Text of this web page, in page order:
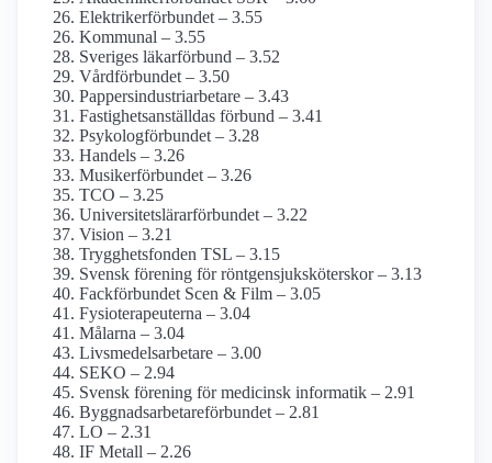
Elektriker­förbundet – 3.55
Kommunal – 3.55
Sveriges läkarförbund – 3.52
Vårdförbundet – 3.50
Pappersindustri­arbetare – 3.43
Fastighets­anställdas förbund – 3.41
Psykolog­förbundet – 3.28
Handels – 3.26
Musiker­förbundet – 3.26
TCO – 3.25
Universitetslärar­förbundet – 3.22
Vision – 3.21
Trygghetsfonden TSL – 3.15
Svensk förening för röntgensjuksköterskor – 3.13
Fackförbundet Scen & Film – 3.05
Fysioterapeuterna – 3.04
Målarna – 3.04
Livsmedels­arbetare – 3.00
SEKO – 2.94
Svensk förening för medicinsk informatik – 2.91
Byggnadsarbetare­förbundet – 2.81
LO – 2.31
IF Metall – 2.26